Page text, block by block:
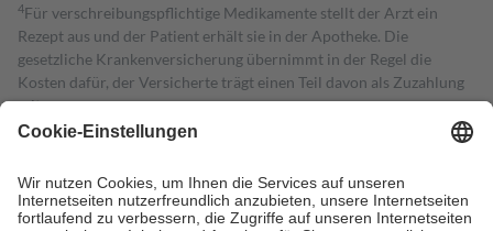
4Für verschreibungspflichtige Medikamente stellt der Arzt ein
Rezept aus und der Patient erhält sie in der Apotheke. Die
gesetzliche Krankenversicherung übernimmt in der Regel die
Kosten dafür, der Versicherte trägt einen Teil davon als Zuzahlung
mit.
Grundsätzlich leisten Mitglieder Zuzahlungen in Höhe von zehn
höchstens zehn Euro.
Es sind jedoch nie mehr als die tatsächlichen
Kosten der Leistung zu entrichten.
Diese Regeln gelten grundsätzlich auch für Online-Apotheken.